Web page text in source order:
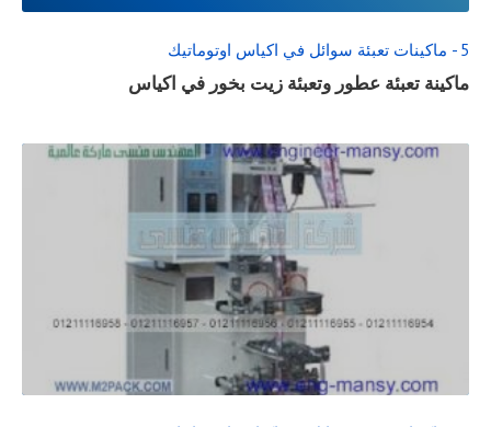
5 - ماكينات تعبئة سوائل في اكياس اوتوماتيك
ماكينة تعبئة عطور وتعبئة زيت بخور في اكياس
READ
FULL
POST